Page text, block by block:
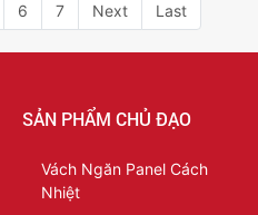
6 7 Next Last
SẢN PHẨM CHỦ ĐẠO
Vách Ngăn Panel Cách
Nhiệt